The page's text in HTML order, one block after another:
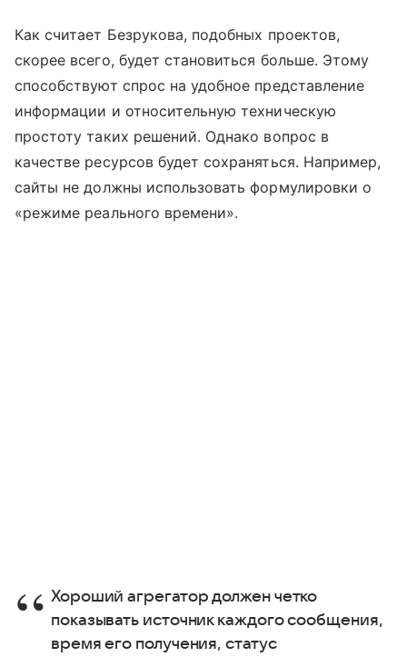
Как считает Безрукова, подобных проектов,
скорее всего, будет становиться больше. Этому
способствуют спрос на удобное представление
информации и относительную техническую
простоту таких решений. Однако вопрос в
качестве ресурсов будет сохраняться. Например,
сайты не должны использовать формулировки о
«режиме реального времени».
Хороший агрегатор должен четко
показывать источник каждого сообщения,
время его получения, статус